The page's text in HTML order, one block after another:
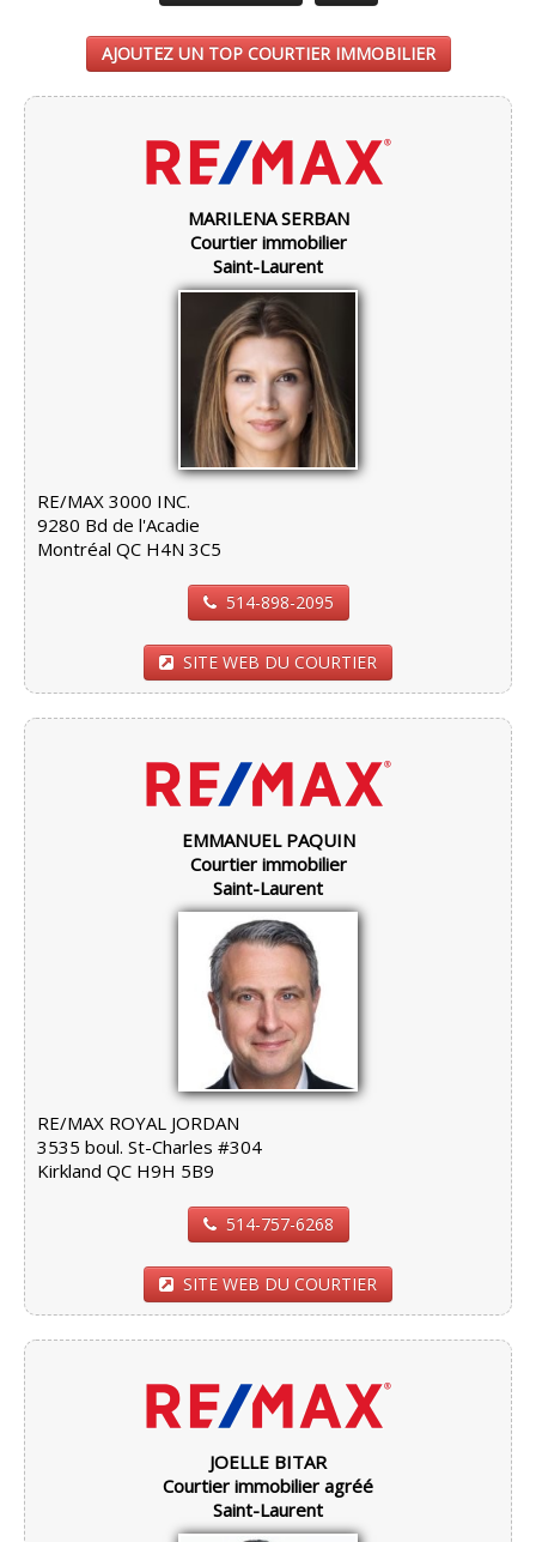
AJOUTEZ UN TOP COURTIER IMMOBILIER
MARILENA SERBAN
Courtier immobilier
Saint-Laurent
RE/MAX 3000 INC.
9280 Bd de l'Acadie
Montréal QC H4N 3C5
514-898-2095
SITE WEB DU COURTIER
EMMANUEL PAQUIN
Courtier immobilier
Saint-Laurent
RE/MAX ROYAL JORDAN
3535 boul. St-Charles #304
Kirkland QC H9H 5B9
514-757-6268
SITE WEB DU COURTIER
JOELLE BITAR
Courtier immobilier agréé
Saint-Laurent